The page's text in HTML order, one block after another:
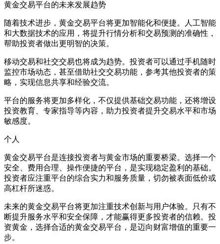
黄金交易平台的未来发展趋势
随着技术进步，黄金交易平台将更加智能化和便捷。人工智能
和大数据技术的应用，将提升行情分析和交易预测的准确性，
帮助投资者做出更明智的决策。
移动交易和社交交易也将成为趋势。投资者可以通过手机随时
监控市场动态，甚至借助社交交易功能，参考其他投资者的策
略，实现信息共享和经验交流。
平台的服务将更加多样化，不仅提供基础交易功能，还将增设
投资教育、专家指导等内容，助力投资者提升交易水平和市场
敏感度。
个人
黄金交易平台是连接投资者与黄金市场的重要桥梁。选择一个
安全、费用合理、操作便捷的平台，是实现稳定盈利的基础。
投资者应注重平台的综合实力和服务质量，切勿被表面低价或
高杠杆所迷惑。
未来的黄金交易平台将更加注重技术创新与用户体验。只有不
断提升服务水平和安全保障，才能赢得更多投资者的信赖。投
资黄金，选择合适的黄金交易平台，是迈向财富增值的重要一
步。